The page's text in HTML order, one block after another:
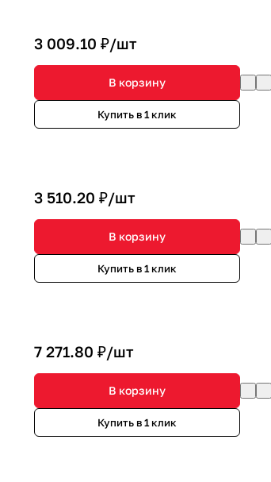
3 009.10 ₽/шт
В корзину
Купить в 1 клик
3 510.20 ₽/шт
В корзину
Купить в 1 клик
7 271.80 ₽/шт
В корзину
Купить в 1 клик